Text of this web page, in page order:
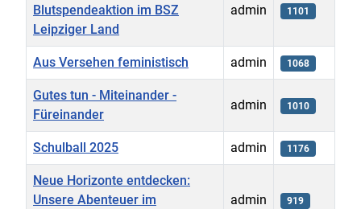
Blutspendeaktion im BSZ
Leipziger Land
admin 1101
Aus Versehen feministisch admin 1068
Gutes tun - Miteinander -
Füreinander
admin 1010
Schulball 2025 admin 1176
Neue Horizonte entdecken:
Unsere Abenteuer im
admin 919